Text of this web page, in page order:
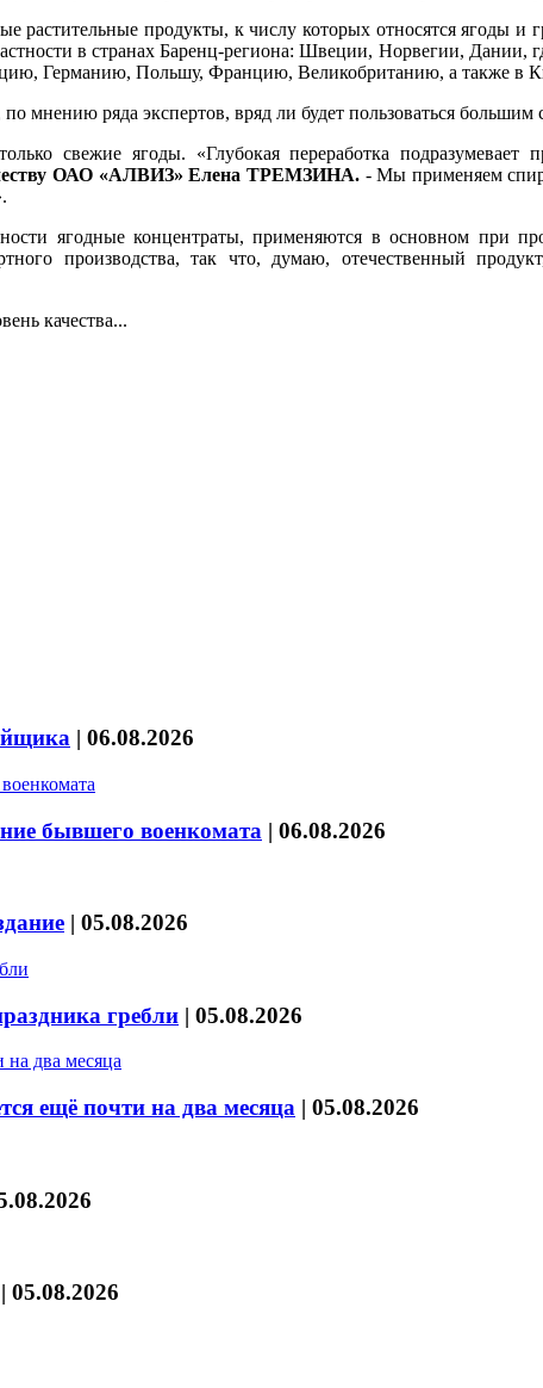
продукты, к числу которых относятся ягоды и
в странах Баренц-региона: Швеции, Норвегии, Дании,
Германию, Польшу, Францию, Великобританию, а также в
мнению ряда экспертов, вряд ли будет пользоваться большим
свежие ягоды. «Глубокая переработка подразумевает
ОАО «АЛВИЗ» Елена ТРЕМЗИНА.- Мы применяем
ягодные концентраты, применяются в основном при
производства, так что, думаю, отечественный
качества...
| 06.08.2026
бывшего военкомата | 06.08.2026
| 05.08.2026
гребли | 05.08.2026
ещё почти на два месяца | 05.08.2026
| 05.08.2026